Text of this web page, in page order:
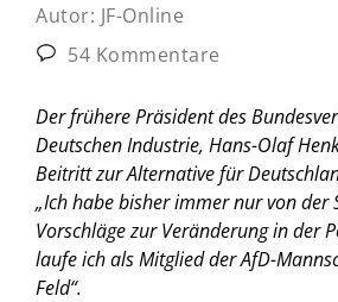
Autor: JF-Online
54 Kommentare
Der frühere Präsident des
Deutschen Industrie, Hans-Olaf
Beitritt zur Alternative für
„Ich habe bisher immer nur von der
Vorschläge zur Veränderung in der
laufe ich als Mitglied der AfD-
Feld“.